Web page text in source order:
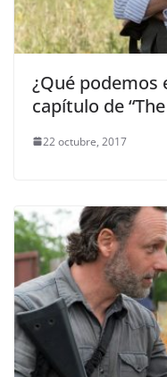
¿Qué podemos
capítulo de “The
22 octubre, 2017